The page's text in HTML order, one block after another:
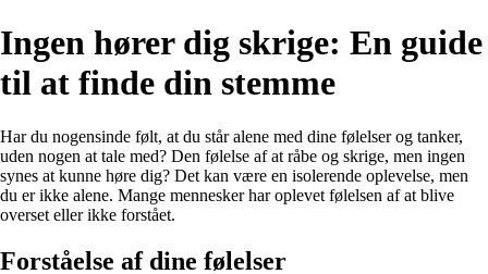
Ingen hører dig skrige: En guide
til at finde din stemme
Har du nogensinde følt, at du står alene med dine følelser og tanker,
uden nogen at tale med? Den følelse af at råbe og skrige, men ingen
synes at kunne høre dig? Det kan være en isolerende oplevelse, men
du er ikke alene. Mange mennesker har oplevet følelsen af at blive
overset eller ikke forstået.
Forståelse af dine følelser